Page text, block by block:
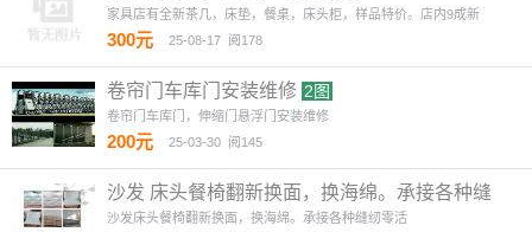
家具店有全新茶几，床垫，餐桌，床头柜，样品特价。店内9成新
300元 25-08-17 阅178
卷帘门车库门安装维修 2图
卷帘门车库门，伸缩门悬浮门安装维修
200元 25-03-30 阅145
沙发 床头餐椅翻新换面，换海绵。承接各种缝
纫零活2图
沙发床头餐椅翻新换面，换海绵。承接各种缝纫零活